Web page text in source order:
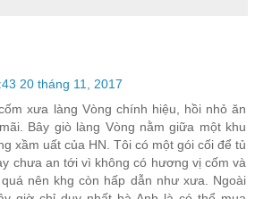
20 tháng 11, 2017
xưa làng Vòng chính hiệu, hồi nhỏ ăn
Bây giò làng Vòng nằm giữa một khu
xầm uất của HN. Tôi có một gói cối để tủ
chưa an tới vì không có hương vị cốm và
nên khg còn hấp dẫn như xưa. Ngoài